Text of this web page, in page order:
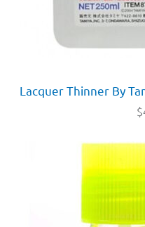
Lacquer Thinner By
$